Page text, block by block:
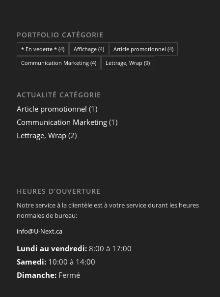
PORTFOLIO CATÉGORIE
* En vedette *(4) Affichage(4) Article promotionnel (4)
Communication Marketing(4) Lettrage, Wrap (9)
ACTUALITÉ CATÉGORIE
Article promotionnel (1)
Communication Marketing(1)
Lettrage, Wrap(2)
HEURES D’OUVERTURE
Notre service à la clientèle est à votre service durant les heures
normales de bureau:
info@U-Next.ca
Lundi au vendredi: 8:00 à 17:00
Samedi: 10:00 à 14:00
Dimanche: Fermé